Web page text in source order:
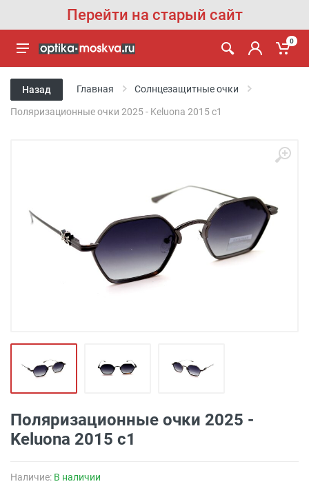
Перейти на старый сайт
0
Назад Главная Солнцезащитные очки
Поляризационные очки 2025 - Keluona 2015 с1
Поляризационные очки 2025 -
Keluona 2015 с1
Наличие: В наличии